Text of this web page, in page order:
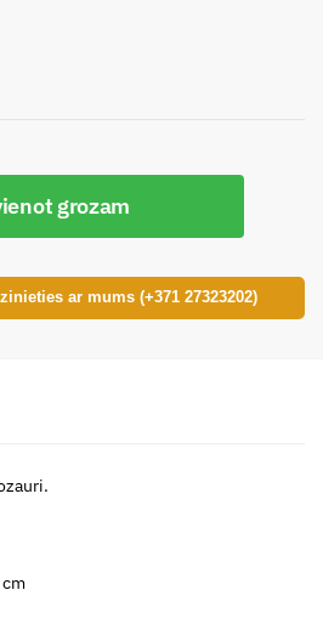
grozam
ar mums (+371 27323202)